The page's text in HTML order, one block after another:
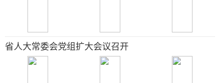
省人大常委会党组扩大会议召开